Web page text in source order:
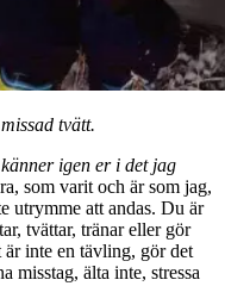
tvätt.
igen er i det jag
som varit och är som jag,
utrymme att andas. Du är
tvättar, tränar eller gör
inte en tävling, gör det
misstag, älta inte, stressa